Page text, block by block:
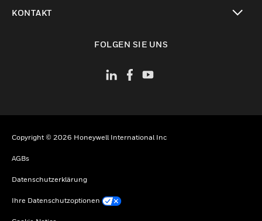
KONTAKT
FOLGEN SIE UNS
Copyright © 2026 Honeywell International Inc
AGBs
Datenschutzerklärung
Ihre Datenschutzoptionen